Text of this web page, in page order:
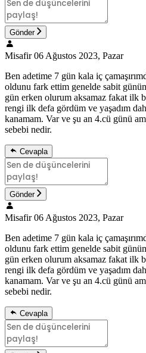
Gönder
Misafir 06 Ağustos 2023, Pazar
Ben adetime 7 gün kala iç
oldunu fark ettim genelde sabit
gün erken olurum aksamaz fakat ilk
rengi ilk defa gördüm ve yaşadım
kanamam. Var ve şu an 4.cü günü
sebebi nedir.
Cevapla
Gönder
Misafir 06 Ağustos 2023, Pazar
Ben adetime 7 gün kala iç
oldunu fark ettim genelde sabit
gün erken olurum aksamaz fakat ilk
rengi ilk defa gördüm ve yaşadım
kanamam. Var ve şu an 4.cü günü
sebebi nedir.
Cevapla